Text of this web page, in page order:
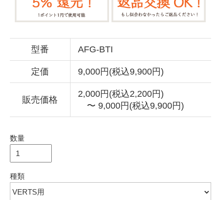
型番 AFG-BTI
定価 9,000円(税込9,900円)
販売価格
2,000円(税込2,200円)
〜 9,000円(税込9,900円)
数量
種類